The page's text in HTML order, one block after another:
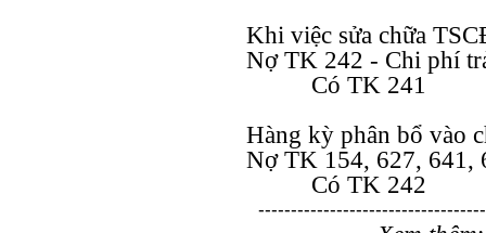
Khi việc sửa chữa
Nợ TK 242 - Chi phí
Có TK 241
Hàng kỳ phân bổ vào
Nợ TK 154, 627, 641,
Có TK 242